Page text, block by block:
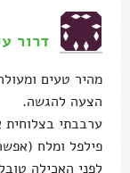
דרור
מהיר טעים
הצעה להגשה.
ערבבתי
פילפל ומלח
לפני האכילה